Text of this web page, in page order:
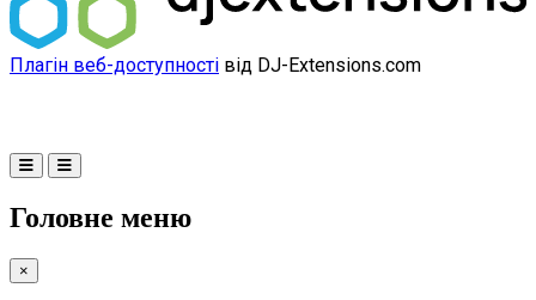
Плагін веб-доступності від DJ-Extensions.com
Головне меню
×